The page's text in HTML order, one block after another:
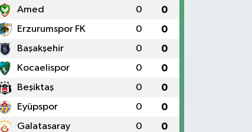
Amed 0 0
Erzurumspor FK 0 0
Başakşehir 0 0
Kocaelispor 0 0
Beşiktaş 0 0
Eyüpspor 0 0
Galatasaray 0 0